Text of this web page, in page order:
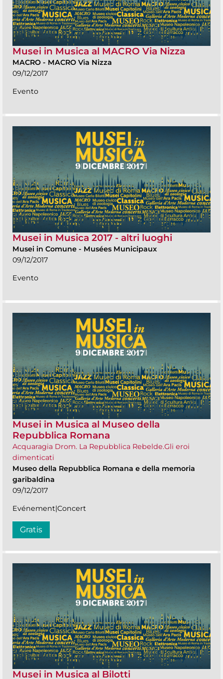
Musei in Musica al MACRO Via Nizza
MACRO - MACRO Via Nizza
09/12/2017
Evento
Musei in Musica 2017 - altri luoghi
Musei in Comune - Musées Municipaux
09/12/2017
Evento
Musei in Musica al Museo della
Repubblica Romana
Acquaragia Drom. La Repubblica Rebelde.Gli eroi
dimenticati
Museo della Repubblica Romana e della memoria
garibaldina
09/12/2017
Evénement|Concert
Gratis
Musei in Musica al Bilotti